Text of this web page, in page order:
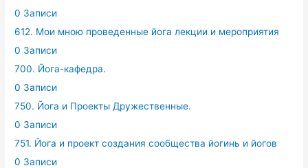
0 Записи
612. Мои мною проведенные йога лекции и мероприятия
0 Записи
700. Йога-кафедра.
0 Записи
750. Йога и Проекты Дружественные.
0 Записи
751. Йога и проект создания сообщества йогинь и йогов
0 Записи